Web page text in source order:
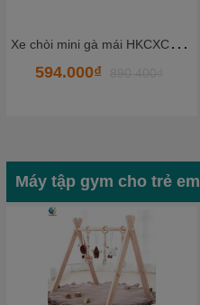
X
e chòi mini gà mái HKCXC02-7
594.000₫
Máy tập gym cho trẻ em